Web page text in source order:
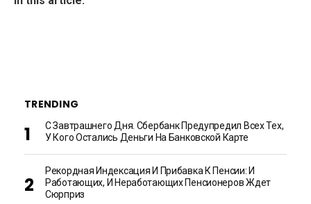
TRENDING
С Завтрашнего Дня. Сбербанк Предупредил Всех Тех,
У Кого Остались Деньги На Банковской Карте
Рекордная Индексация И Прибавка К Пенсии: И
Работающих, И Неработающих Пенсионеров Ждет
Сюрприз